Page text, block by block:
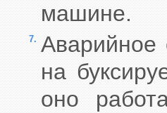
машине.
7.
на
оно